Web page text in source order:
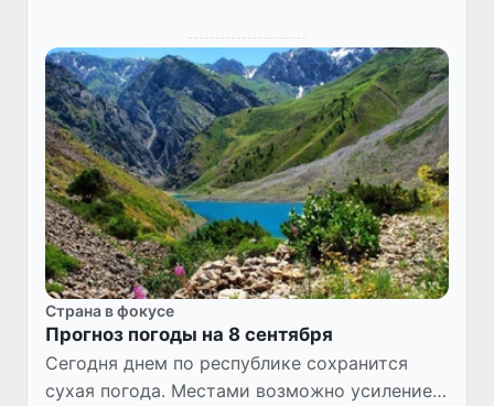
Страна в фокусе
Прогноз погоды на 8 сентября
Сегодня днем по республике сохранится
сухая погода. Местами возможно усиление